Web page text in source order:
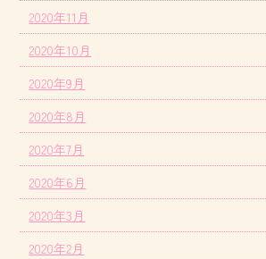
2020年11月
2020年10月
2020年9月
2020年8月
2020年7月
2020年6月
2020年3月
2020年2月